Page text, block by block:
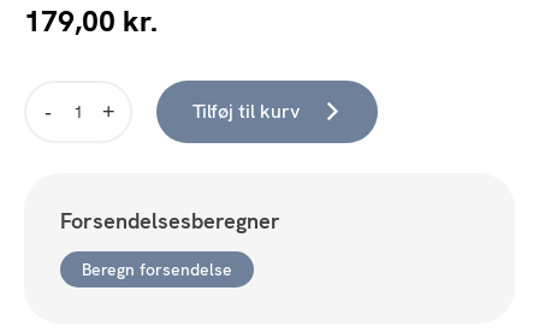
179,00 kr.
Tilføj til kurv
Forsendelsesberegner
Beregn forsendelse